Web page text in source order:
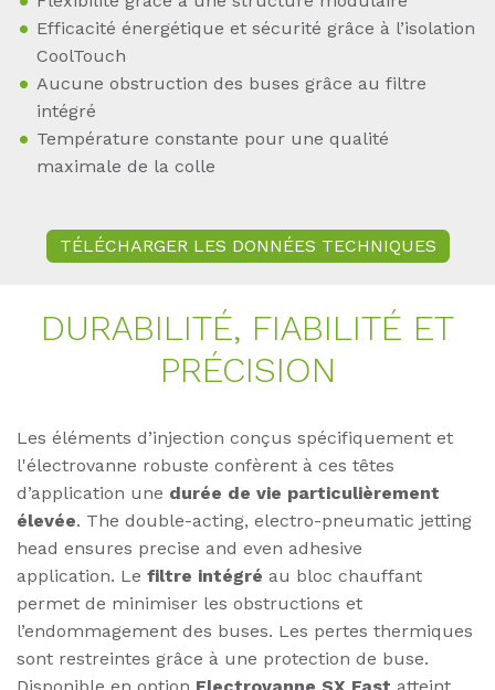
Efficacité énergétique et sécurité grâce à l’isolation
CoolTouch
Aucune obstruction des buses grâce au filtre
intégré
Température constante pour une qualité
maximale de la colle
TÉLÉCHARGER LES DONNÉES TECHNIQUES
DURA­BI­LITÉ, FIA­BI­LITÉ ET
PRÉ­CI­SI­ON
Les éléments d’injection conçus spécifiquement et
l'électrovanne robuste confèrent à ces têtes
d’application une durée de vie particulièrement
élevée. The double-acting, electro-pneumatic jetting
head ensures precise and even adhesive
application. Le filtre intégré au bloc chauffant
permet de minimiser les obstructions et
l’endommagement des buses. Les pertes thermiques
sont restreintes grâce à une protection de buse.
Disponible en option Electrovanne SX Fast atteint,